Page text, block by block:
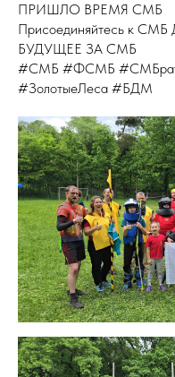
ПРИШЛО ВРЕМЯ СМБ
Присоединяйтесь к СМБ
БУДУЩЕЕ ЗА СМБ
#СМБ #ФСМБ
#ЗолотыеЛеса #БДМ